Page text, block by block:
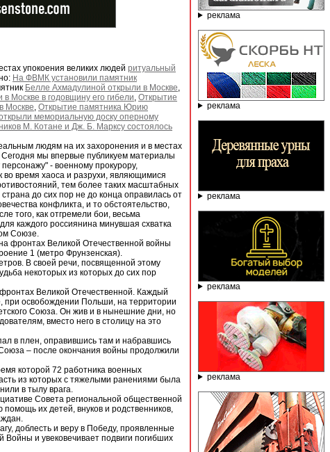
упокоения великих людей ритуальный
На ФВМК установили памятник
Белле Ахмадулиной открыли в Москве,
Москве в годовщину его гибели, Открытие
Москве, Открытие памятника Юрию
мемориальную доску оперному
М. Котане и Дж. Б. Марксу состоялось
людям на их захоронения и в местах
мы впервые публикуем материалы
- военному прокурору,
время хаоса и разрухи, являющимися
тем более таких масштабных
до сих пор не до конца оправилась от
конфликта, и то обстоятельство,
того, как отгремели бои, весьма
каждого россиянина минувшая схватка
Союзе.
фронтах Великой Отечественной войны
1 (метро Фрунзенская).
В своей речи, посвященной этому
некоторых из которых до сих пор
Великой Отечественной. Каждый
при освобождении Польши, на территории
Союза. Он жив и в нынешние дни, но
вместо него в столицу на это
в плен, оправившись там и набравшись
Союза – после окончания войны продолжили
которой 72 работника военных
из которых с тяжелыми ранениями была
в тылу врага.
Совета региональной общественной
их детей, внуков и родственников,
доблесть и веру в Победу, проявленные
и увековечивает подвиги погибших
реклама
реклама
реклама
реклама
реклама